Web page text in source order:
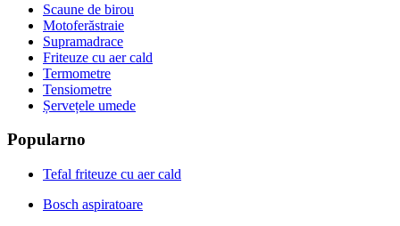
Scaune de birou
Motoferăstraie
Supramadrace
Friteuze cu aer cald
Termometre
Tensiometre
Șervețele umede
Popularno
Tefal friteuze cu aer cald
Bosch aspiratoare